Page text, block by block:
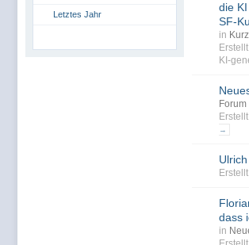
Letztes Jahr
die
SF-
in
KI-
Forum
→
dass
in